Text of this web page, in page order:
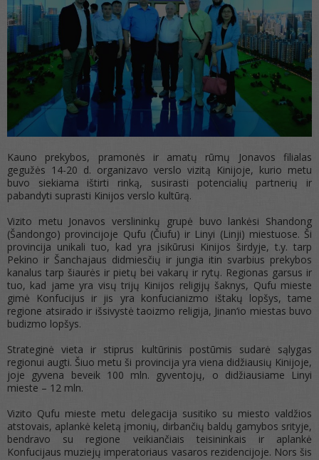
Kauno prekybos, pramonės ir amatų rūmų Jonavos filialas
gegužės 14-20 d. organizavo verslo vizitą Kinijoje, kurio metu
buvo siekiama ištirti rinką, susirasti potencialių partnerių ir
pabandyti suprasti Kinijos verslo kultūrą.
Vizito metu Jonavos verslininkų grupė buvo lankėsi Shandong
(Šandongo) provincijoje Qufu (Čiufu) ir Linyi (Linji) miestuose. Ši
provincija unikali tuo, kad yra įsikūrusi Kinijos širdyje, t.y. tarp
Pekino ir Šanchajaus didmiesčių ir jungia itin svarbius prekybos
kanalus tarp šiaurės ir pietų bei vakarų ir rytų. Regionas garsus ir
tuo, kad jame yra visų trijų Kinijos religijų šaknys, Qufu mieste
gimė Konfucijus ir jis yra konfucianizmo ištakų lopšys, tame
regione atsirado ir išsivystė taoizmo religija, Jinan‘io miestas buvo
budizmo lopšys.
Strateginė vieta ir stiprus kultūrinis postūmis sudarė sąlygas
regionui augti. Šiuo metu ši provincija yra viena didžiausių Kinijoje,
joje gyvena beveik 100 mln. gyventojų, o didžiausiame Linyi
mieste – 12 mln.
Vizito Qufu mieste metu delegacija susitiko su miesto valdžios
atstovais, aplankė keletą įmonių, dirbančių baldų gamybos srityje,
bendravo su regione veikiančiais teisininkais ir aplankė
Konfucijaus muziejų imperatoriaus vasaros rezidencijoje. Nors šis